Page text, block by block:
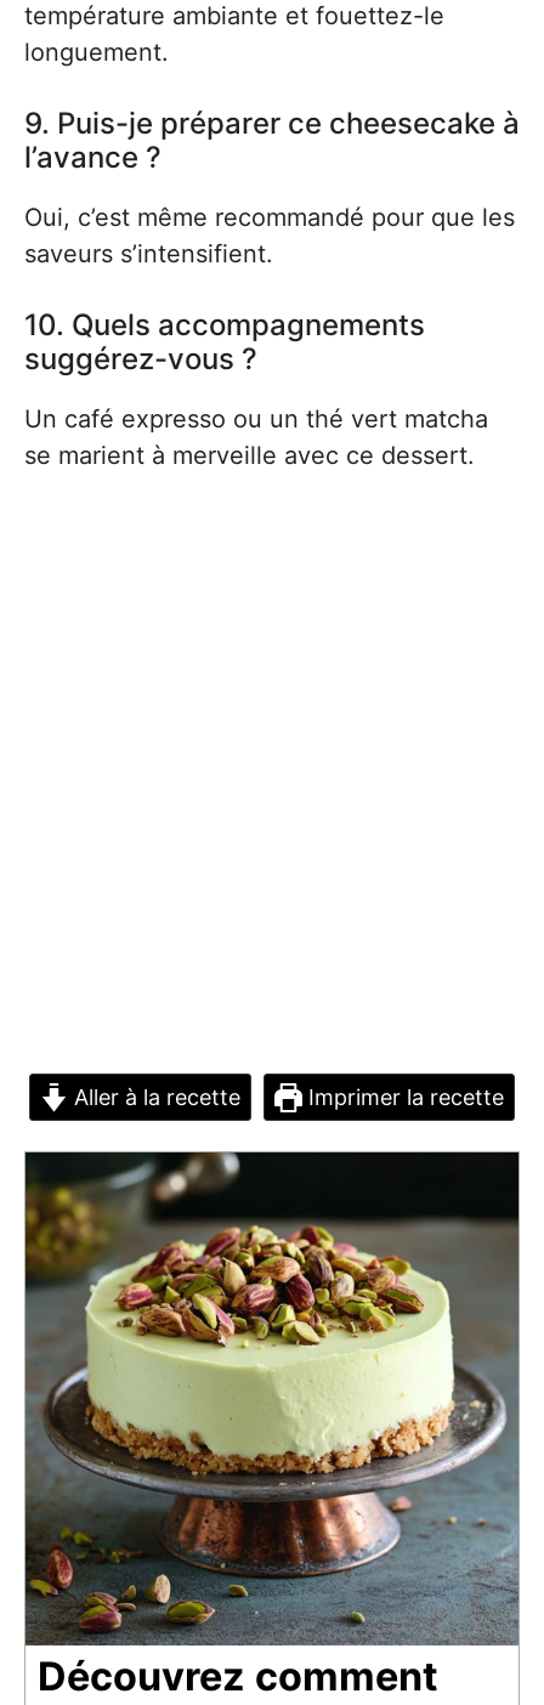
température ambiante et fouettez-le
longuement.
9. Puis-je préparer ce cheesecake à
l’avance ?
Oui, c’est même recommandé pour que les
saveurs s’intensifient.
10. Quels accompagnements
suggérez-vous ?
Un café expresso ou un thé vert matcha
se marient à merveille avec ce dessert.
Aller à la recette Imprimer la recette
Découvrez comment